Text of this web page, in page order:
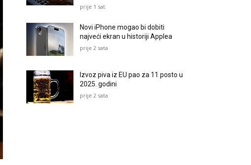
prije 1 sat
Novi iPhone mogao bi dobiti
najveći ekran u historiji Applea
prije 2 sata
Izvoz piva iz EU pao za 11 posto u
2025. godini
prije 2 sata